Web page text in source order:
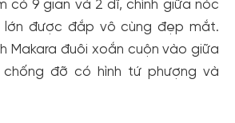
có 9 gian và 2 dĩ, chính giữa nóc
được đắp vô cùng đẹp mắt.
Makara đuôi xoắn cuộn vào giữa
đỡ có hình tứ phượng và